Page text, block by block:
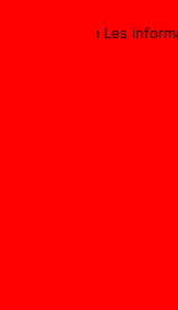
ℹ️ Les